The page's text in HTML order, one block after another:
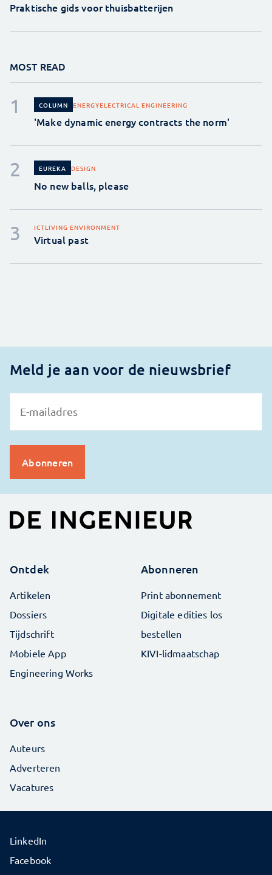
Praktische gids voor thuisbatterijen
MOST READ
COLUMN ENERGYELECTRICAL ENGINEERING
'Make dynamic energy contracts the norm'
EUREKA DESIGN
No new balls, please
ICTLIVING ENVIRONMENT
Virtual past
Meld je aan voor de nieuwsbrief
Ontdek
Artikelen
Dossiers
Tijdschrift
Mobiele App
Engineering Works
Abonneren
Print abonnement
Digitale edities los
bestellen
KIVI-lidmaatschap
Over ons
Auteurs
Adverteren
Vacatures
LinkedIn
Facebook